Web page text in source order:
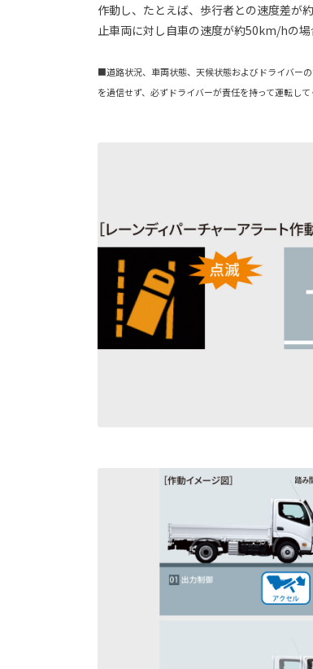
作動し、たとえば、歩行者との速度差が
止車両に対し自車の速度が約50km/hの場
■道路状況、車両状態、天候状態およびドライバー
を過信せず、必ずドライバーが責任を持って運転